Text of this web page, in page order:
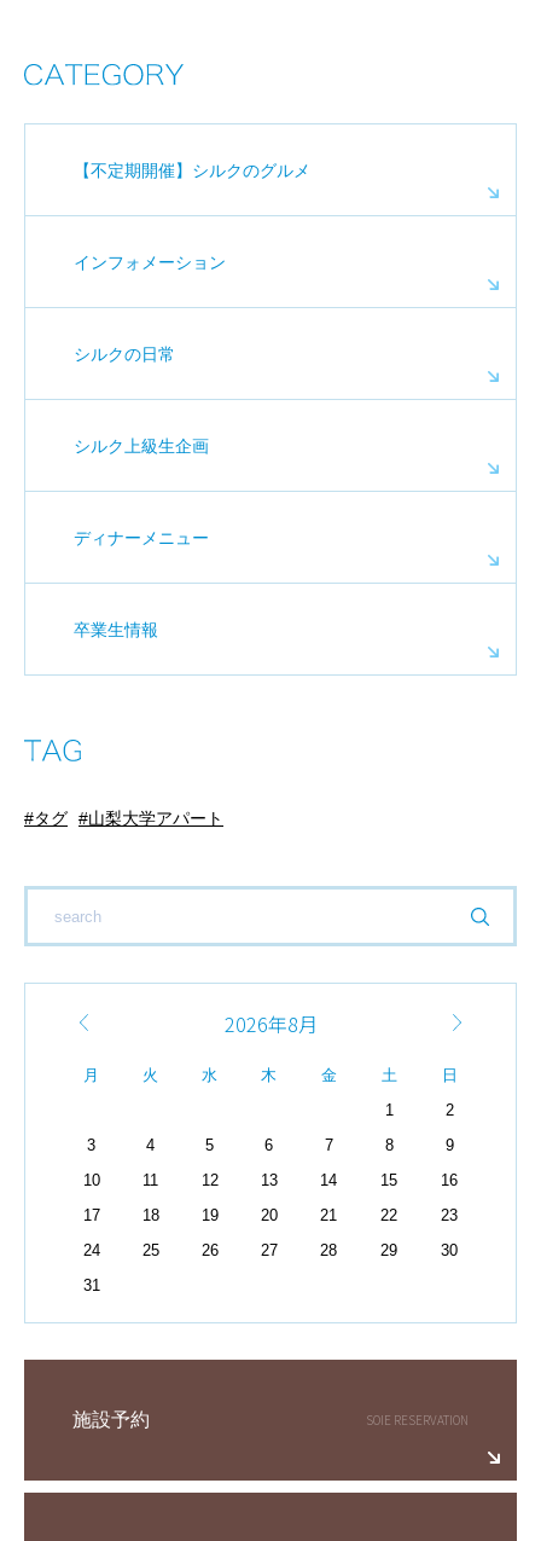
【不定期開催】シルクのグルメ
インフォメーション
シルクの日常
シルク上級生企画
ディナーメニュー
卒業生情報
タグ 山梨大学アパート
2026年8月
月 火 水 木 金 土
日
1
2
3
4 5 6 7 8
9
10
11 12 13 14 15
16
17
18 19 20 21 22
23
24
25 26 27 28 29
30
31
施設予約